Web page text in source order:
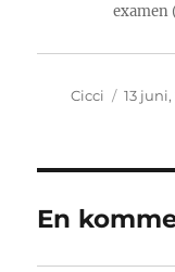
Författare
Cicci 13 juni,
En